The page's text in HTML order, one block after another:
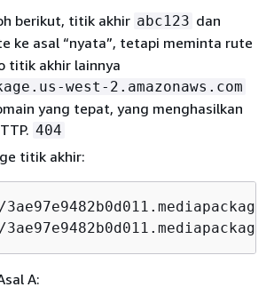
berikut, titik akhir abc123 dan
ke asal “nyata”, tetapi meminta rute
titik akhir lainnya
west-2.amazonaws.com
yang tepat, yang menghasilkan
404
titik akhir:
A: